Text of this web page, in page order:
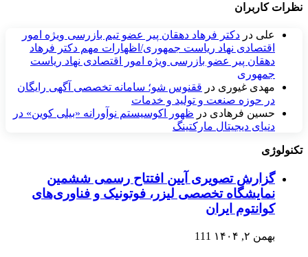
نظرات کاربران
علی در دکتر فرهاد دهقان پیر عضو تيم بازرسی ويژه امور
اقتصادی نهاد رياست جمهوری/اظهارات مهم دکتر فرهاد
دهقان پیر عضو بازرسی ویژه امور اقتصادی نهاد ریاست
جمهوری
مهدی غیوری در ققنوس شو؛ سامانه تخصصی آگهی رایگان
در حوزه صنعت و تولید و خدمات
حسین فرهادی در ظهور اکوسیستم نوآورانه «بیلی کوین» در
دنیای دیجیتال مارکتینگ
تکنولوژی
گزارش تصویری آیین افتتاح رسمی ششمین
نمایشگاه تخصصی لیزر، فوتونیک و فناوری‌های
کوانتوم ایران
بهمن ۲, ۱۴۰۴ 111